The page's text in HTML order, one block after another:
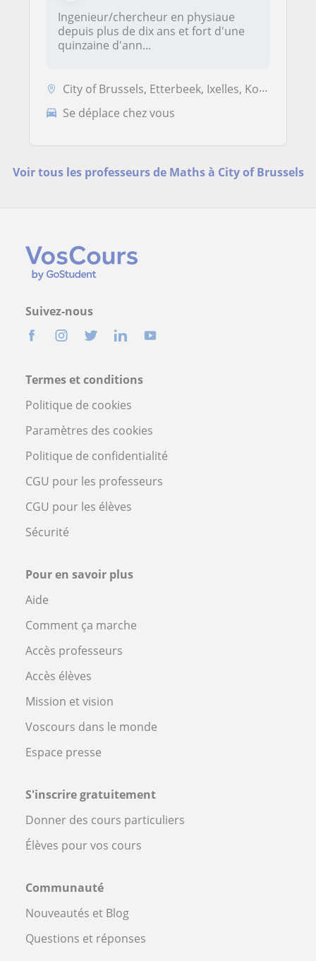
Ingenieur/chercheur en physiaue
depuis plus de dix ans et fort d'une
quinzaine d'ann...
City of Brussels, Etterbeek, Ixelles, Koekelberg, Saint-Josse-ten-Nood...
Se déplace chez vous
Voir tous les professeurs de Maths à City of Brussels
Suivez-nous
Termes et conditions
Politique de cookies
Paramètres des cookies
Politique de confidentialité
CGU pour les professeurs
CGU pour les élèves
Sécurité
Pour en savoir plus
Aide
Comment ça marche
Accès professeurs
Accès élèves
Mission et vision
Voscours dans le monde
Espace presse
S'inscrire gratuitement
Donner des cours particuliers
Élèves pour vos cours
Communauté
Nouveautés et Blog
Questions et réponses